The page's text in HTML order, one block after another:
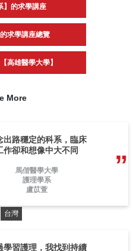
】的求學講座
求學講座總覽
高雄醫學大學】
More
出路穩定的科系，臨床
作卻和想像中大不同
馬偕醫學大學
護理學系
盧苡萱
台灣
學習護理，我找到持續